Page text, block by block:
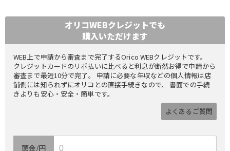
オリコWEBクレジットでも
購入いただけます
WEB上で申請から審査まで完了するOrico WEBクレジットです。
クレジットカードのリボ払いに比べると利息が断然お得で申請から
審査まで最短10分で完了。 申請に必要な年収などの個人情報は店
舗側には知られずにオリコとの直接手続きなので、 書面での手続
きよりも安心・安全・簡単です。
よくあるご質問
頭金/円